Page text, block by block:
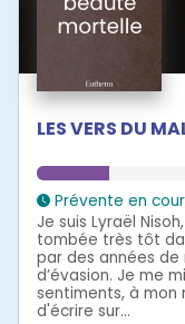
LES VERS DU
Prévente en
Je suis Lyraël
tombée très tôt
par des années
d’évasion. Je me
sentiments, à
d'écrire sur...